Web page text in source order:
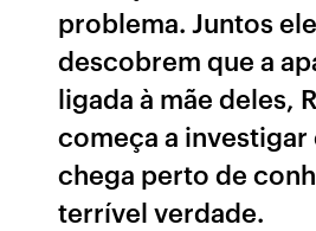
problema. Juntos
descobrem que a
ligada à mãe deles,
começa a investigar
chega perto de
terrível verdade.